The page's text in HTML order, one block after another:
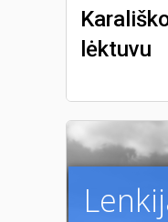
lėktuvu